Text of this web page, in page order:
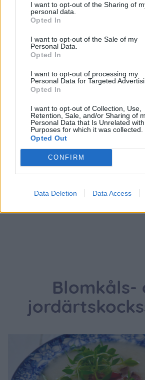
I want to opt-out of the Sharing of
personal data.
Opted In
I want to opt-out of the Sale of my
Personal Data.
Opted In
I want to opt-out of processing my
Personal Data for Targeted
Opted In
I want to opt-out of Collection, Use,
Retention, Sale, and/or Sharing of
Personal Data that Is Unrelated
Purposes for which it was collected.
Opted Out
CONFIRM
Data Deletion Data Access
10 år sedan
Wow,vilka fina bilder! Vi åker till
ska till Phiphi och sen har jag bokat
ngai. Lite osäker på om jag valt rätt
tonåringar med oss och hade tänkt
fem nätter först men lite osäker på
ska strunta i alla bittra
njuta till fullo av att kunna resa till
Fuck jantelagen…. ??
Svara
Blomkåls-